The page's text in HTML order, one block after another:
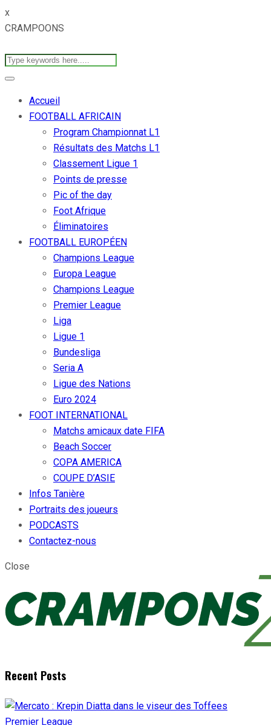
x
CRAMPOONS
Accueil
FOOTBALL AFRICAIN
Program Championnat L1
Résultats des Matchs L1
Classement Ligue 1
Points de presse
Pic of the day
Foot Afrique
Éliminatoires
FOOTBALL EUROPÉEN
Champions League
Europa League
Champions League
Premier League
Liga
Ligue 1
Bundesliga
Seria A
Ligue des Nations
Euro 2024
FOOT INTERNATIONAL
Matchs amicaux date FIFA
Beach Soccer
COPA AMERICA
COUPE D’ASIE
Infos Tanière
Portraits des joueurs
PODCASTS
Contactez-nous
Close
Recent Posts
Premier League